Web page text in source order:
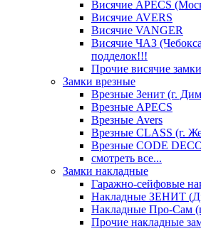
Висячие APECS
Висячие AVERS
Висячие VANGER
Висячие ЧАЗ
подделок!!!
Прочие висячие замки
Замки врезные
Врезные Зенит (г.
Врезные APECS
Врезные Avers
Врезные CLASS (г.
Врезные CODE
смотреть все...
Замки накладные
Гаражно-сейфовые
Накладные ЗЕНИТ
Накладные Про-Сам
Прочие накладные